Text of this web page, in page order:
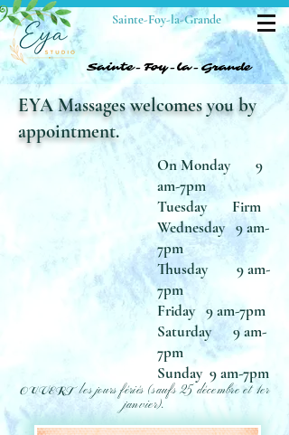
Sainte-Foy-la-Grande
Sainte-Foy-la-Grande
Sainte-Foy-la-Grande
EYA Massages welcomes you by
appointment.
On Monday
9
am-7pm
Tuesday
Firm
Wednesday 9 am-
7pm
Thusday
9 am-
7pm
Friday 9 am-7pm
Saturday
9 am-
7pm
Sunday 9 am-7pm
OUVERTles jours fériés (saufs 25 décembre et 1er
janvier).